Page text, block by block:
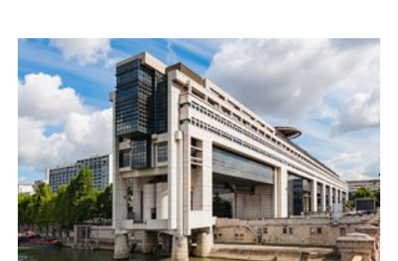
d’urgence
sanitaire
La
protection
des
contribuables
contre
les
changements
de
doctrine